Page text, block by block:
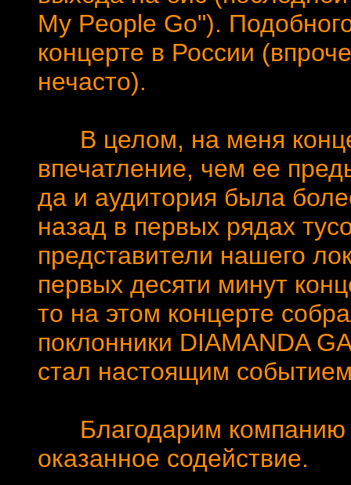
My People Go").
концерте в России
нечасто).
В целом, на меня
впечатление, чем ее
да и аудитория была
назад в первых рядах
представители нашего
первых десяти минут
то на этом концерте
поклонники DIAMANDA
стал настоящим
Благодарим компанию
оказанное содействие.